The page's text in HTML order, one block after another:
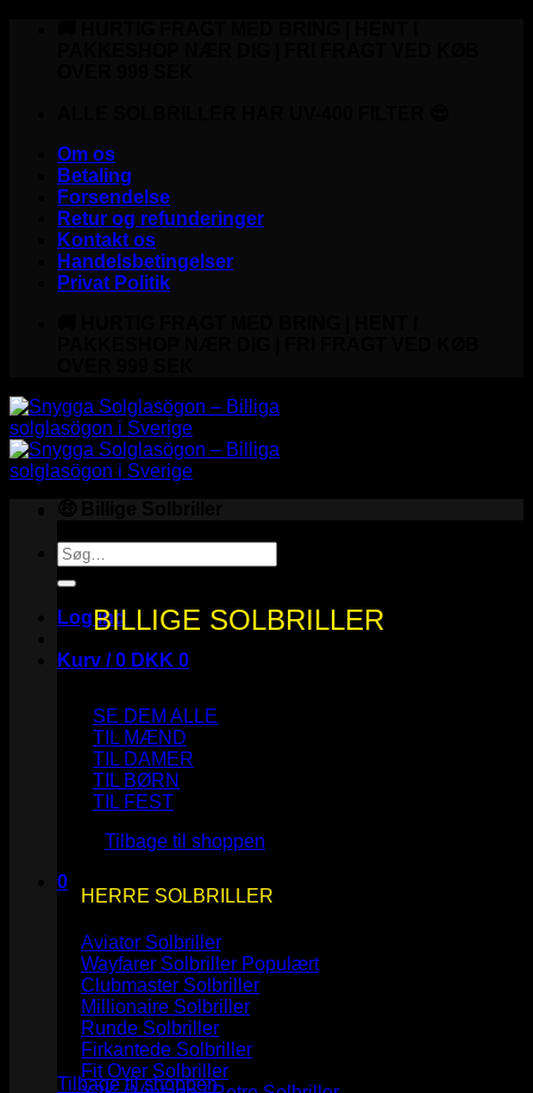
Om os
Betaling
Forsendelse
Retur og refunderinger
Kontakt os
Handelsbetingelser
Privat Politik
Søg
efter:
Log ind
Kurv /0 DKK 0
Ingen varer i kurven.
Tilbage til shoppen
0
Kurv
Ingen varer i kurven.
Tilbage til shoppen
BILLIGE SOLBRILLER
SE DEM ALLE
TIL MÆND
TIL DAMER
TIL BØRN
TIL FEST
HERRE SOLBRILLER
Aviator Solbriller
Wayfarer Solbriller
Clubmaster Solbriller
Millionaire Solbriller
Runde Solbriller
Firkantede Solbriller
Fit Over Solbriller